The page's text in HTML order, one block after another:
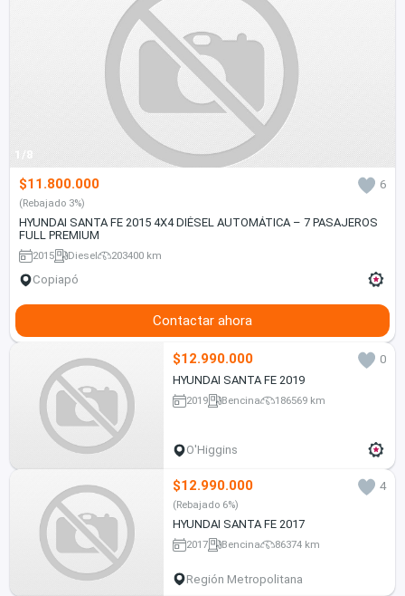
1/8
$11.800.000 6
(Rebajado 3%)
HYUNDAI SANTA FE 2015 4X4 DIÉSEL AUTOMÁTICA – 7 PASAJEROS
FULL PREMIUM
2015 Diesel 203400 km
Copiapó
Contactar ahora
$12.990.000
0
HYUNDAI SANTA FE 2019
2019 Bencina 186569 km
O'Higgins
$12.990.000 4
(Rebajado 6%)
HYUNDAI SANTA FE 2017
2017 Bencina 86374 km
Región Metropolitana